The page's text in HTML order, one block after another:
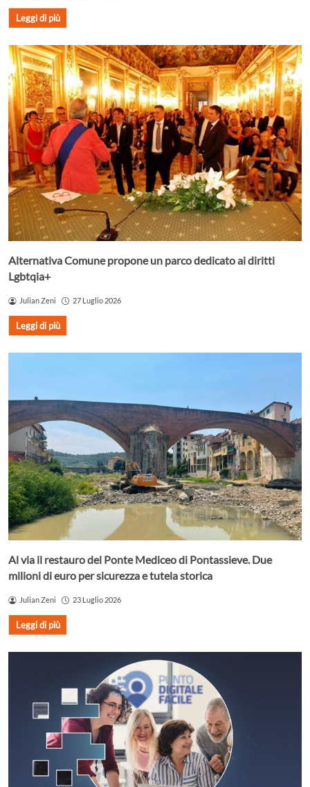
Leggi di più
Alternativa Comune propone un parco dedicato ai diritti
Lgbtqia+
Julian Zeni 27 Luglio 2026
Leggi di più
Al via il restauro del Ponte Mediceo di Pontassieve. Due
milioni di euro per sicurezza e tutela storica
Julian Zeni 23 Luglio 2026
Leggi di più